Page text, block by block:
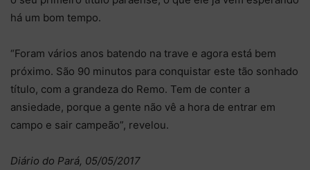
há um bom tempo.
“Foram vários anos batendo na trave e agora está bem
próximo. São 90 minutos para conquistar este tão sonhado
título, com a grandeza do Remo. Tem de conter a
ansiedade, porque a gente não vê a hora de entrar em
campo e sair campeão”, revelou.
Diário do Pará, 05/05/2017